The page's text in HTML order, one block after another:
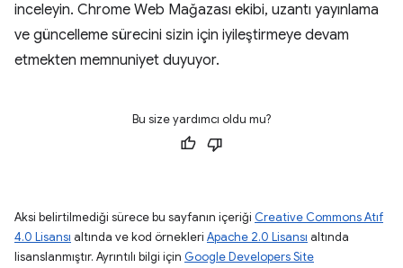
inceleyin. Chrome Web Mağazası ekibi, uzantı yayınlama
ve güncelleme sürecini sizin için iyileştirmeye devam
etmekten memnuniyet duyuyor.
Bu size yardımcı oldu mu?
Aksi belirtilmediği sürece bu sayfanın içeriği Creative Commons Atıf
4.0 Lisansı altında ve kod örnekleri Apache 2.0 Lisansı altında
lisanslanmıştır. Ayrıntılı bilgi için Google Developers Site